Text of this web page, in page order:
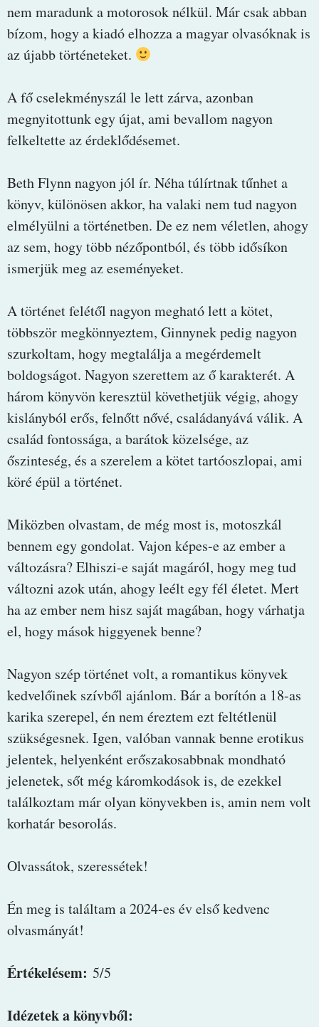
nem maradunk a motorosok nélkül. Már csak abban
bízom, hogy a kiadó elhozza a magyar olvasóknak is
az újabb történeteket.
A fő cselekményszál le lett zárva, azonban
megnyitottunk egy újat, ami bevallom nagyon
felkeltette az érdeklődésemet.
Beth Flynn nagyon jól ír. Néha túlírtnak tűnhet a
könyv, különösen akkor, ha valaki nem tud nagyon
elmélyülni a történetben. De ez nem véletlen, ahogy
az sem, hogy több nézőpontból, és több idősíkon
ismerjük meg az eseményeket.
A történet felétől nagyon megható lett a kötet,
többször megkönnyeztem, Ginnynek pedig nagyon
szurkoltam, hogy megtalálja a megérdemelt
boldogságot. Nagyon szerettem az ő karakterét. A
három könyvön keresztül követhetjük végig, ahogy
kislányból erős, felnőtt nővé, családanyává válik. A
család fontossága, a barátok közelsége, az
őszinteség, és a szerelem a kötet tartóoszlopai, ami
köré épül a történet.
Miközben olvastam, de még most is, motoszkál
bennem egy gondolat. Vajon képes-e az ember a
változásra? Elhiszi-e saját magáról, hogy meg tud
változni azok után, ahogy leélt egy fél életet. Mert
ha az ember nem hisz saját magában, hogy várhatja
el, hogy mások higgyenek benne?
Nagyon szép történet volt, a romantikus könyvek
kedvelőinek szívből ajánlom. Bár a borítón a 18-as
karika szerepel, én nem éreztem ezt feltétlenül
szükségesnek. Igen, valóban vannak benne erotikus
jelentek, helyenként erőszakosabbnak mondható
jelenetek, sőt még káromkodások is, de ezekkel
találkoztam már olyan könyvekben is, amin nem volt
korhatár besorolás.
Olvassátok, szeressétek!
Én meg is találtam a 2024-es év első kedvenc
olvasmányát!
Értékelésem: 5/5
Idézetek a könyvből: